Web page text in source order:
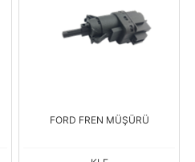
FORD FREN MÜŞÜRÜ